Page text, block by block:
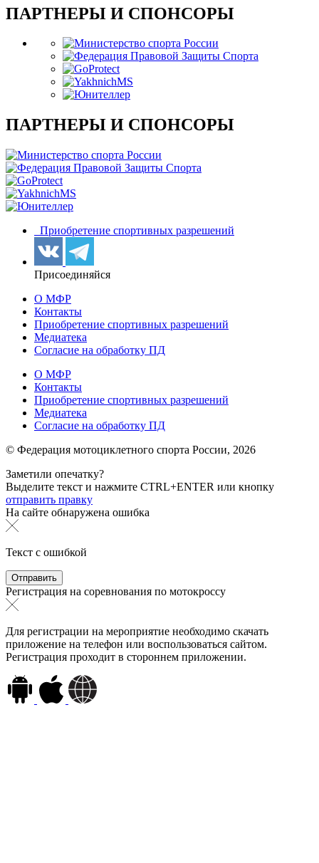
ПАРТНЕРЫ И СПОНСОРЫ
ПАРТНЕРЫ И СПОНСОРЫ
Приобретение спортивных разрешений
Присоединяйся
О МФР
Контакты
Приобретение спортивных разрешений
Медиатека
Согласие на обработку ПД
О МФР
Контакты
Приобретение спортивных разрешений
Медиатека
Согласие на обработку ПД
© Федерация мотоциклетного спорта России, 2026
Заметили опечатку?
Выделите текст и нажмите CTRL+ENTER или кнопку
отправить правку
На сайте обнаружена ошибка
Текст с ошибкой
Регистрация на соревнования по мотокроссу
Для регистрации на мероприятие необходимо скачать
приложение на телефон или воспользоваться сайтом.
Регистрация проходит в стороннем приложении.